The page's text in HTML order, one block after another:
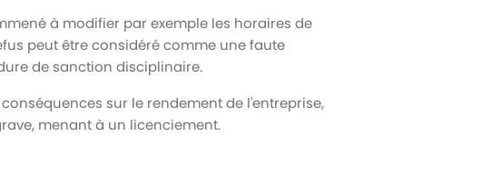
à modifier par exemple les horaires de
peut être considéré comme une faute
de sanction disciplinaire.
sur le rendement de l'entreprise,
menant à un licenciement.